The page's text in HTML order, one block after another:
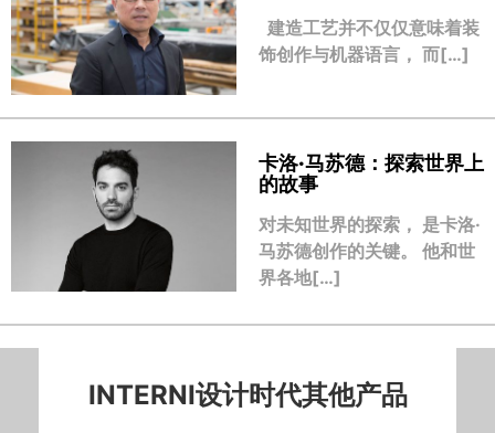
建造工艺并不仅仅意味着装
饰创作与机器语言， 而[…]
卡洛·马苏德：探索世界上
的故事
对未知世界的探索， 是卡洛·
马苏德创作的关键。 他和世
界各地[…]
INTERNI设计时代其他产品